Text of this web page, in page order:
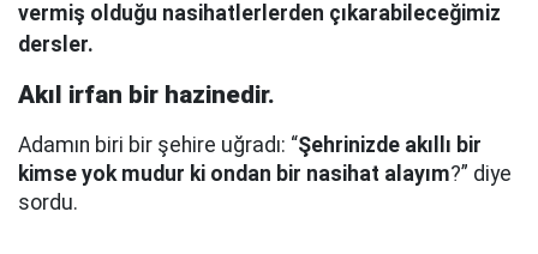
vermiş olduğu nasihatlerlerden çıkarabileceğimiz
dersler.
Akıl irfan bir hazinedir.
Adamın biri bir şehire uğradı: “Şehrinizde akıllı bir
kimse yok mudur ki ondan bir nasihat alayım?” diye
sordu.